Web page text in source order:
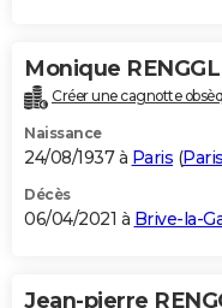
Monique
Créer une cagnotte
Naissance
24/08/1937 à Paris (Paris
Décès
06/04/2021 à Brive-la-
Jean-pierre